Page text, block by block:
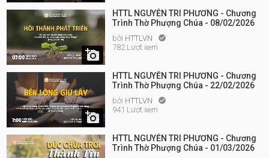

HTTL NGUYỄN TRI PHƯƠNG - Chương
Trình Thờ Phượng Chúa - 08/02/2026
bởi HTTLVN 
782 Lượt xem

HTTL NGUYỄN TRI PHƯƠNG - Chương
Trình Thờ Phượng Chúa - 22/02/2026
bởi HTTLVN 
941 Lượt xem
HTTL NGUYỄN TRI PHƯƠNG - Chương
Trình Thờ Phượng Chúa - 01/03/2026